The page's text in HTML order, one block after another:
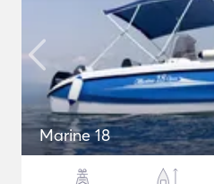
Marine 18